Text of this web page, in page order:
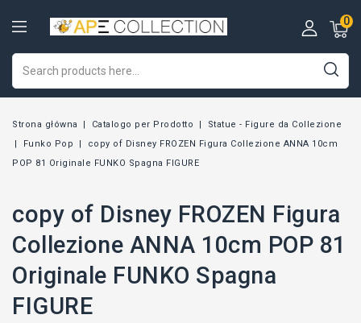
0
Strona główna Catalogo per Prodotto
Statue - Figure da Collezione
Funko Pop
copy of Disney FROZEN Figura Collezione ANNA 10cm
POP 81 Originale FUNKO Spagna FIGURE
copy of Disney FROZEN Figura
Collezione ANNA 10cm POP 81
Originale FUNKO Spagna
FIGURE